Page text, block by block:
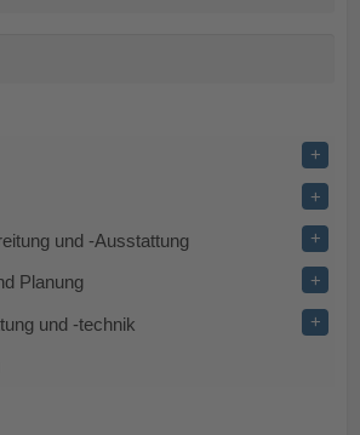
+
+
und -Ausstattung +
Planung +
und -technik +